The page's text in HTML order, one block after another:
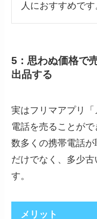
人におすすめです
5：思わぬ価格で
出品する
実はフリマアプリ
電話を売ることが
数多くの携帯電話
だけでなく、多少
す。
メリット